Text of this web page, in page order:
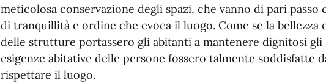
meticolosa conservazione degli spazi, che vanno di pari passo
di tranquillità e ordine che evoca il luogo. Come se la bellezza
delle strutture portassero gli abitanti a mantenere dignitosi gli
esigenze abitative delle persone fossero talmente soddisfatte
rispettare il luogo.